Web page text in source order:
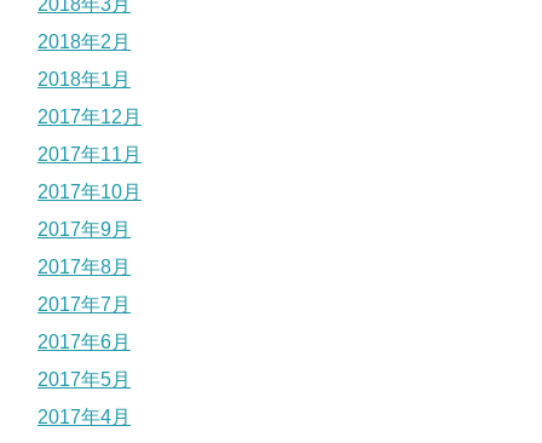
2018年3月
2018年2月
2018年1月
2017年12月
2017年11月
2017年10月
2017年9月
2017年8月
2017年7月
2017年6月
2017年5月
2017年4月